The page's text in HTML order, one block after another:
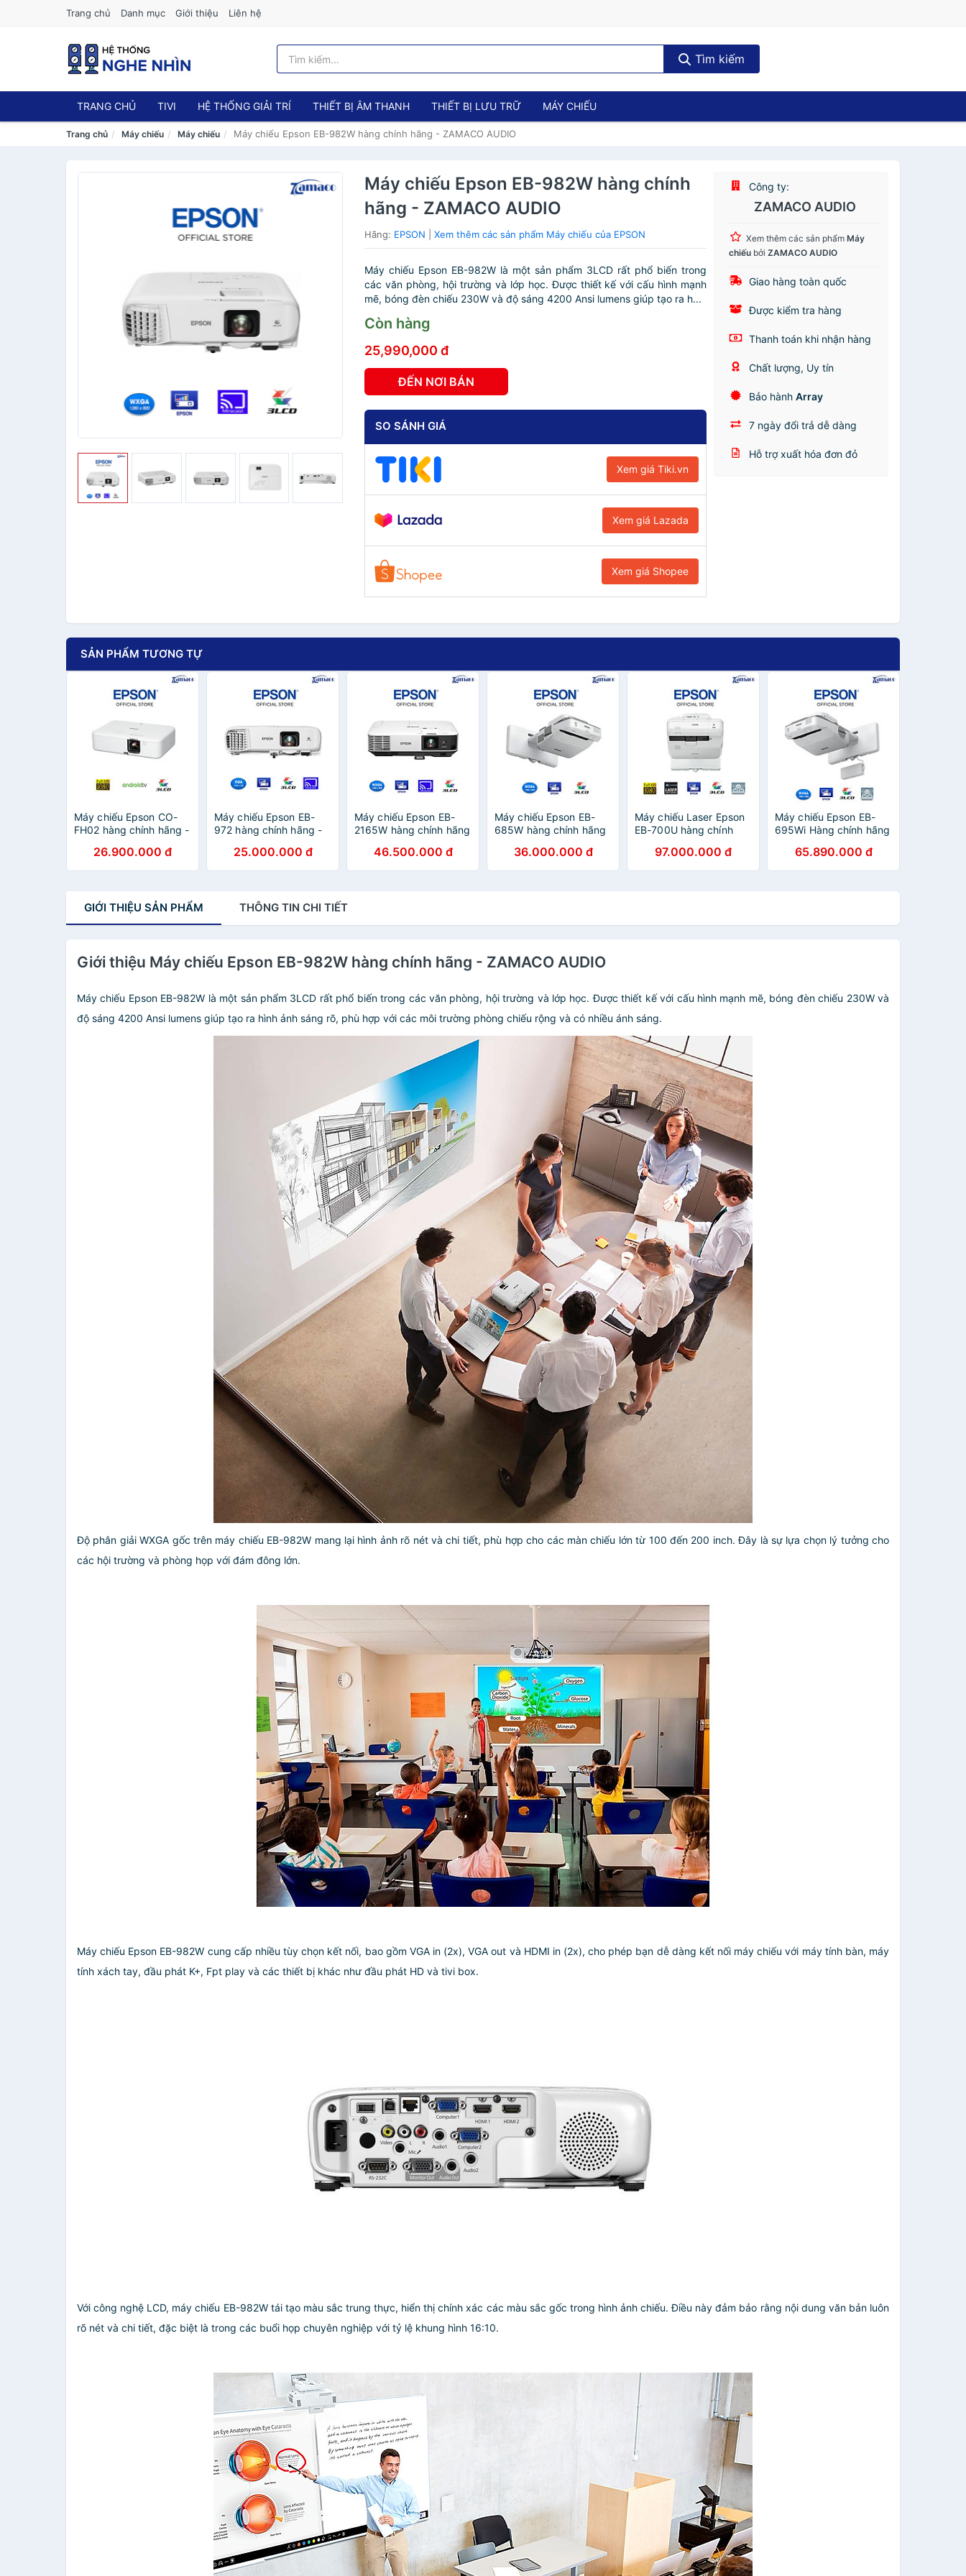
Trang chủ Danh mục Giới thiệu Liên hệ
Tìm kiếm
TRANG CHỦ TIVI HỆ THỐNG GIẢI TRÍ THIẾT BỊ ÂM THANH THIẾT BỊ LƯU TRỮ MÁY CHIẾU
Trang chủ Máy chiếu Máy chiếu Máy chiếu Epson EB-982W hàng chính hãng - ZAMACO AUDIO
Máy chiếu Epson EB-982W hàng chính
hãng - ZAMACO AUDIO
Hãng: EPSON |Xem thêm các sản phẩm Máy chiếu của EPSON
Máy chiếu Epson EB-982W là một sản phẩm 3LCD rất phổ biến trong
các văn phòng, hội trường và lớp học. Được thiết kế với cấu hình mạnh
mẽ, bóng đèn chiếu 230W và độ sáng 4200 Ansi lumens giúp tạo ra h...
Còn hàng
25,990,000 đ
ĐẾN NƠI BÁN
SO SÁNH GIÁ
Xem giá Tiki.vn
Xem giá Lazada
Xem giá Shopee
Công ty:
ZAMACO AUDIO
Xem thêm các sản phẩmMáy
chiếu bởiZAMACO AUDIO
Giao hàng toàn quốc
Được kiểm tra hàng
Thanh toán khi nhận hàng
Chất lượng, Uy tín
Bảo hànhArray
7 ngày đổi trả dễ dàng
Hỗ trợ xuất hóa đơn đỏ
SẢN PHẨM TƯƠNG TỰ
Máy chiếu Epson CO-
FH02 hàng chính hãng -
26.900.000 đ
Máy chiếu Epson EB-
972 hàng chính hãng -
25.000.000 đ
Máy chiếu Epson EB-
2165W hàng chính hãng
46.500.000 đ
Máy chiếu Epson EB-
685W hàng chính hãng
36.000.000 đ
Máy chiếu Laser Epson
EB-700U hàng chính
97.000.000 đ
Máy chiếu Epson EB-
695Wi Hàng chính hãng
65.890.000 đ
GIỚI THIỆU SẢN PHẨM THÔNG TIN CHI TIẾT
Giới thiệu Máy chiếu Epson EB-982W hàng chính hãng - ZAMACO AUDIO
Máy chiếu Epson EB-982W là một sản phẩm 3LCD rất phổ biến trong các văn phòng, hội trường và lớp học. Được thiết kế với cấu hình mạnh mẽ, bóng đèn chiếu 230W và
độ sáng 4200 Ansi lumens giúp tạo ra hình ảnh sáng rõ, phù hợp với các môi trường phòng chiếu rộng và có nhiều ánh sáng.
Độ phân giải WXGA gốc trên máy chiếu EB-982W mang lại hình ảnh rõ nét và chi tiết, phù hợp cho các màn chiếu lớn từ 100 đến 200 inch. Đây là sự lựa chọn lý tưởng cho
các hội trường và phòng họp với đám đông lớn.
Máy chiếu Epson EB-982W cung cấp nhiều tùy chọn kết nối, bao gồm VGA in (2x), VGA out và HDMI in (2x), cho phép bạn dễ dàng kết nối máy chiếu với máy tính bàn, máy
tính xách tay, đầu phát K+, Fpt play và các thiết bị khác như đầu phát HD và tivi box.
Với công nghệ LCD, máy chiếu EB-982W tái tạo màu sắc trung thực, hiển thị chính xác các màu sắc gốc trong hình ảnh chiếu. Điều này đảm bảo rằng nội dung văn bản luôn
rõ nét và chi tiết, đặc biệt là trong các buổi họp chuyên nghiệp với tỷ lệ khung hình 16:10.